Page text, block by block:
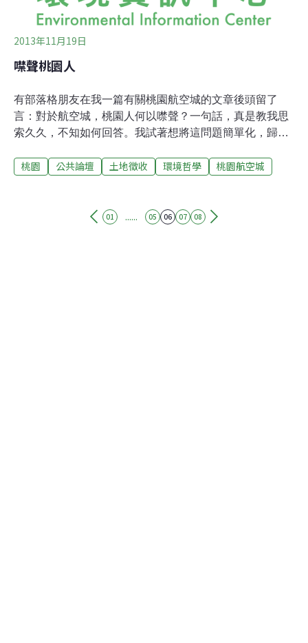
2013年11月19日
噤聲桃園人
有部落格朋友在我一篇有關桃園航空城的文章後頭留了
言：對於航空城，桃園人何以噤聲？一句話，真是教我思
索久久，不知如何回答。我試著想將這問題簡單化，歸納
級主要首腦人物「拍胸脯掛保證」之下，人民依然對之半
克風，我不待主持人發問便侃侃而談，幾至欲罷不能。大
桃園 公共論壇 土地徵收 環境哲學 桃園航空城
01 ...... 05 06 07 08